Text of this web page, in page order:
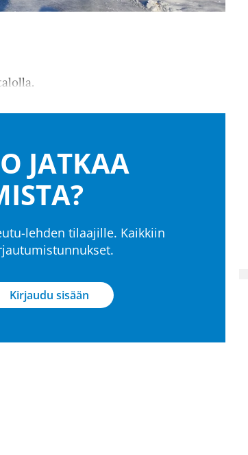
JATKAA
lehden tilaajille. Kaikkiin
Kirjaudu sisään